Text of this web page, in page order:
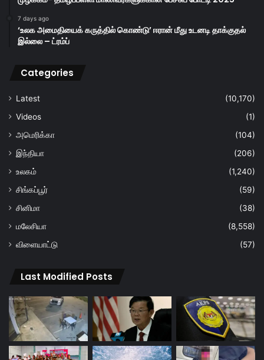
7 days ago
‘உலக அமைதியைக் கருத்தில் கொண்டு’ ஈரான் மீது உடனடி தாக்குதல்
இல்லை – ட்ரம்ப்
Categories
Latest
(10,170)
Videos
(1)
அமெரிக்கா
(104)
இந்தியா
(206)
உலகம்
(1,240)
சிங்கப்பூர்
(59)
சினிமா
(38)
மலேசியா
(8,558)
விளையாட்டு
(57)
Last Modified Posts